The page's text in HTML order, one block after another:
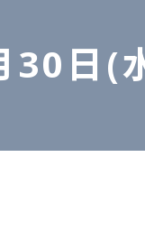
30日(